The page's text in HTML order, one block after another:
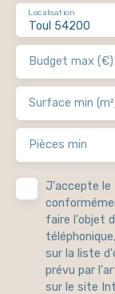
Toul 54200
Localisation
Budget max (€)
Surface min
Pièces min
J'accepte le
faire l'objet
sur la liste
prévu par
sur le site